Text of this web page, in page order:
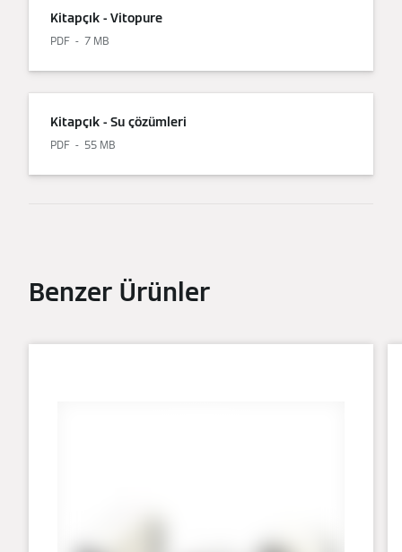
Kitapçık - Vitopure
PDF 7 MB
Kitapçık - Su çözümleri
PDF 55 MB
Benzer Ürünler